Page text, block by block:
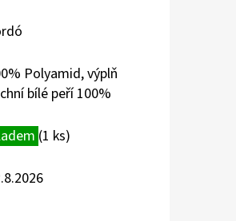
Polyamid, výplň
bílé peří 100%
(1 ks)